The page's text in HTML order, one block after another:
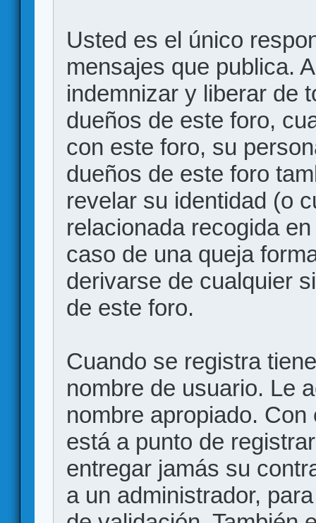
Usted es el único
mensajes que publica.
indemnizar y liberar de
dueños de este foro,
con este foro, su
dueños de este foro
revelar su identidad (o
relacionada recogida
caso de una queja
derivarse de cualquier
de este foro.
Cuando se registra
nombre de usuario. Le
nombre apropiado.
está a punto de
entregar jamás su
a un administrador,